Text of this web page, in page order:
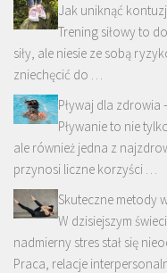
Jak uniknąć
Trening siłowy to
siły, ale niesie ze sobą
zniechęcić do …
Pływaj dla zdrowia
Pływanie to nie
ale również jedna z
przynosi liczne korzyści …
Skuteczne metody
W dzisiejszym
nadmierny stres stał się
Praca, relacje